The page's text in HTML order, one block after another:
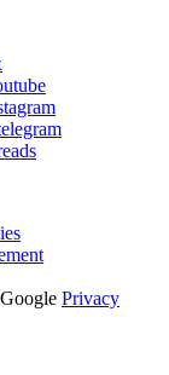
Privacy